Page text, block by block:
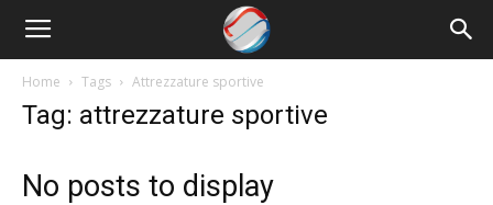
Nowrun
Home Tags Attrezzature sportive
Tag: attrezzature sportive
No posts to display